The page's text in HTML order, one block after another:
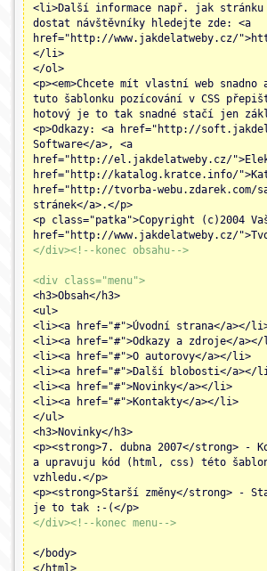
<li>Další informace např. jak
dostat návštěvníky hledejte zde: <a
href="http://www.jakdelatweby.cz/
</li>
</ol>
<p><em>Chcete mít vlastní web
tuto šablonku pozícování v CSS
hotový je to tak snadné stačí jen
<p>Odkazy: <a href="http://
Software</a>, <a
href="http://el.jakdelatweby.cz/
href="http://katalog.kratce.info/
href="http://tvorba-webu.zdarek.com/
stránek</a>.</p>
<p class="patka">Copyright (c)2004
href="http://www.jakdelatweby.cz/
</div><!--konec obsahu-->
<div class="menu">
<h3>Obsah</h3>
<ul>
<li><a href="#">Úvodní strana</a></
<li><a href="#">Odkazy a zdroje</
<li><a href="#">O autorovy</a></li>
<li><a href="#">Další blobosti</a></
<li><a href="#">Novinky</a></li>
<li><a href="#">Kontakty</a></li>
</ul>
<h3>Novinky</h3>
<p><strong>7. dubna 2007</strong> -
a upravuju kód (html, css) této
vzhledu.</p>
<p><strong>Starší změny</strong> -
je to tak :-(</p>
</div><!--konec menu-->
</body>
</html>